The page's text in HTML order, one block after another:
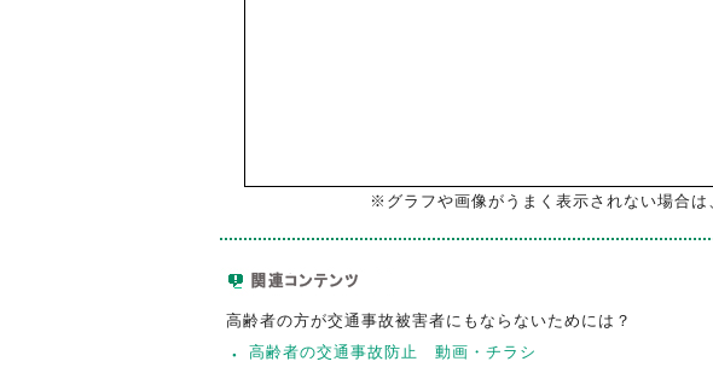
※グラフや画像がうまく表示されない場合は
高齢者の方が交通事故被害者にもならないためには？
高齢者の交通事故防止 動画・チラシ